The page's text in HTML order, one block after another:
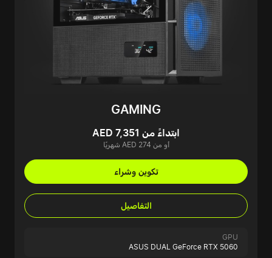
GAMING
ابتداءً من AED 7,351
أو من AED 274 شهريًا
تكوين وشراء
التفاصيل
GPU
ASUS DUAL GeForce RTX 5060